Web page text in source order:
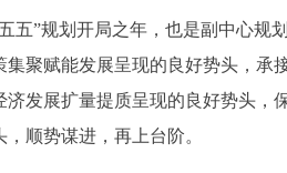
”规划开局之年，也是副中心规
聚赋能发展呈现的良好势头，承
济发展扩量提质呈现的良好势头，
顺势谋进，再上台阶。